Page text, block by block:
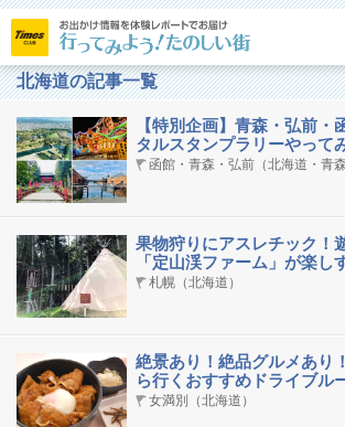
北海道の記事一覧
【特別企画】青森・弘前・
タルスタンプラリーやって
函館・青森・弘前（北海道・青森
果物狩りにアスレチック！
「定山渓ファーム」が楽し
札幌（北海道）
絶景あり！絶品グルメあり
ら行くおすすめドライブル
女満別（北海道）
メ
ニ
ュ
ー
閉じ
る
ト
プ
ペ
ー
ジ
特
集
一
覧
北
海